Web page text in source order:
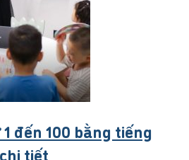
đến 100 bằng tiếng
tiết